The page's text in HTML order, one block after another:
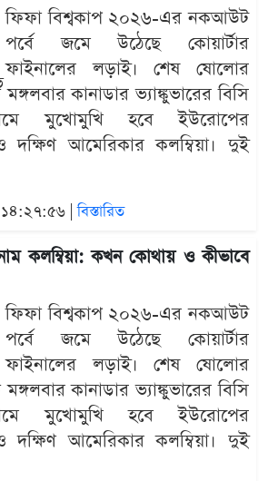
ফিফা বিশ্বকাপ ২০২৬-এর নকআউট
পর্বে জমে উঠেছে কোয়ার্টার
ফাইনালের লড়াই। শেষ ষোলোর
কানাডার ভ্যাঙ্কুভারের বিসি
মুখোমুখি হবে ইউরোপের
দক্ষিণ আমেরিকার কলম্বিয়া। দুই
১৪:২৭:৫৬ |বিস্তারিত
কলম্বিয়া: কখন কোথায় ও কীভাবে
ফিফা বিশ্বকাপ ২০২৬-এর নকআউট
পর্বে জমে উঠেছে কোয়ার্টার
ফাইনালের লড়াই। শেষ ষোলোর
কানাডার ভ্যাঙ্কুভারের বিসি
মুখোমুখি হবে ইউরোপের
দক্ষিণ আমেরিকার কলম্বিয়া। দুই